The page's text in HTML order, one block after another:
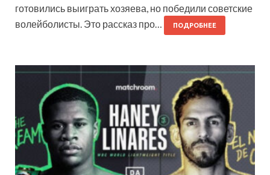
готовились выиграть хозяева, но победили советские
волейболисты. Это рассказ про…
ПОДРОБНЕЕ